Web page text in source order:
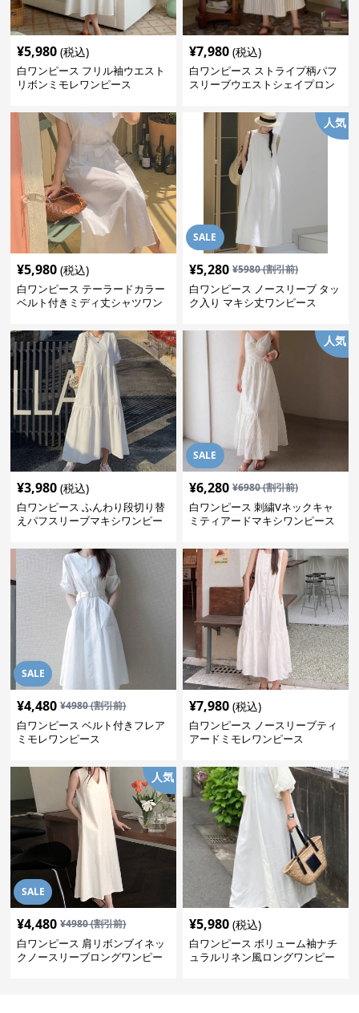
¥5,980 (税込)
白ワンピース フリル袖ウエスト
リボンミモレワンピース
¥7,980 (税込)
白ワンピース ストライプ柄パフ
スリーブウエストシェイプロン
¥5,980 (税込)
白ワンピース テーラードカラー
ベルト付きミディ丈シャツワン
SALE
人気
¥5,280 ¥5980(割引前)
白ワンピース ノースリーブ タッ
ク入り マキシ丈ワンピース
¥3,980 (税込)
白ワンピース ふんわり段切り替
えパフスリーブマキシワンピー
SALE
人気
¥6,280 ¥6980(割引前)
白ワンピース 刺繍Vネックキャ
ミティアードマキシワンピース
SALE
¥4,480 ¥4980(割引前)
白ワンピース ベルト付きフレア
ミモレワンピース
¥7,980 (税込)
白ワンピース ノースリーブティ
アードミモレワンピース
SALE
人気
¥4,480 ¥4980(割引前)
白ワンピース 肩リボンブイネッ
クノースリーブロングワンピー
¥5,980 (税込)
白ワンピース ボリューム袖ナチ
ュラルリネン風ロングワンピー